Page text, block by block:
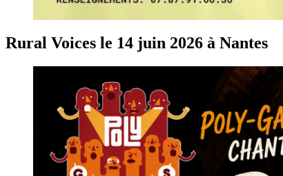
Rural Voices le 14 juin 2026 à Nantes